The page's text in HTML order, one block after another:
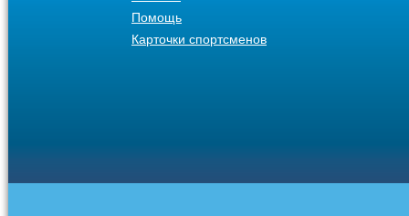
Помощь
Карточки спортсменов